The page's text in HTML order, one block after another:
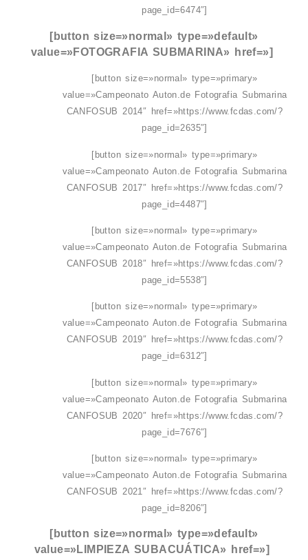
page_id=6474″]
[button size=»normal» type=»default»
value=»FOTOGRAFIA SUBMARINA» href=»]
[button size=»normal» type=»primary»
value=»Campeonato Auton.de Fotografia Submarina
CANFOSUB 2014″ href=»https://www.fcdas.com/?
page_id=2635″]
[button size=»normal» type=»primary»
value=»Campeonato Auton.de Fotografia Submarina
CANFOSUB 2017″ href=»https://www.fcdas.com/?
page_id=4487″]
[button size=»normal» type=»primary»
value=»Campeonato Auton.de Fotografia Submarina
CANFOSUB 2018″ href=»https://www.fcdas.com/?
page_id=5538″]
[button size=»normal» type=»primary»
value=»Campeonato Auton.de Fotografia Submarina
CANFOSUB 2019″ href=»https://www.fcdas.com/?
page_id=6312″]
[button size=»normal» type=»primary»
value=»Campeonato Auton.de Fotografia Submarina
CANFOSUB 2020″ href=»https://www.fcdas.com/?
page_id=7676″]
[button size=»normal» type=»primary»
value=»Campeonato Auton.de Fotografia Submarina
CANFOSUB 2021″ href=»https://www.fcdas.com/?
page_id=8206″]
[button size=»normal» type=»default»
value=»LIMPIEZA SUBACUÁTICA» href=»]